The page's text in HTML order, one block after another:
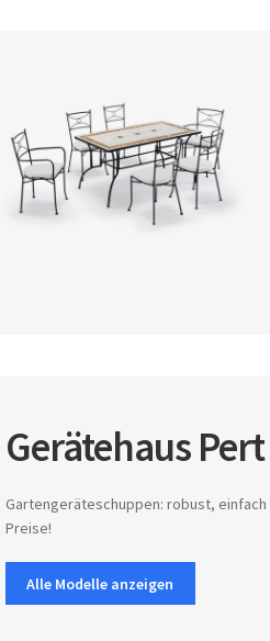
Gerätehaus Pert
Gartengeräteschuppen: robust,
Preise!
Alle Modelle anzeigen